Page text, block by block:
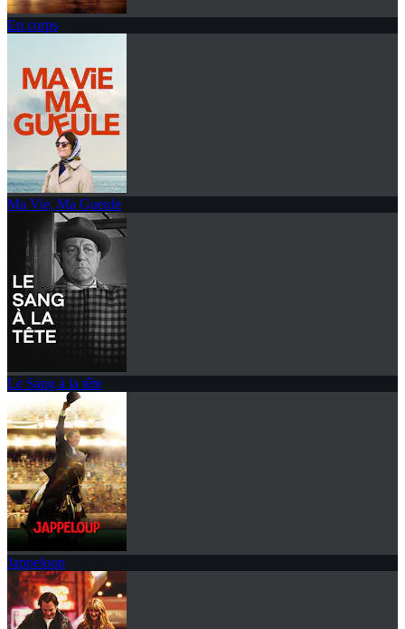
En corps
Ma Vie, Ma Gueule
Le Sang à la tête
Jappeloup